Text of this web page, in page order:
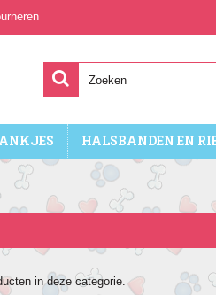
HALSBANDEN EN
in deze categorie.